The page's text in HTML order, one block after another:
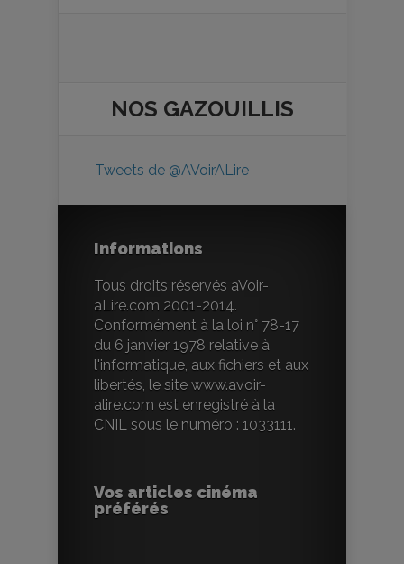
NOS GAZOUILLIS
Tweets de @AVoirALire
Informations
Tous droits réservés aVoir-
aLire.com 2001-2014.
Conformément à la loi n° 78-17
du 6 janvier 1978 relative à
l'informatique, aux fichiers et aux
libertés, le site www.avoir-
alire.com est enregistré à la
CNIL sous le numéro : 1033111.
Vos articles cinéma
préférés